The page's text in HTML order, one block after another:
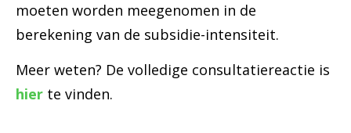
moeten worden meegenomen in de
berekening van de subsidie-intensiteit.
Meer weten? De volledige consultatiereactie is
hier te vinden.